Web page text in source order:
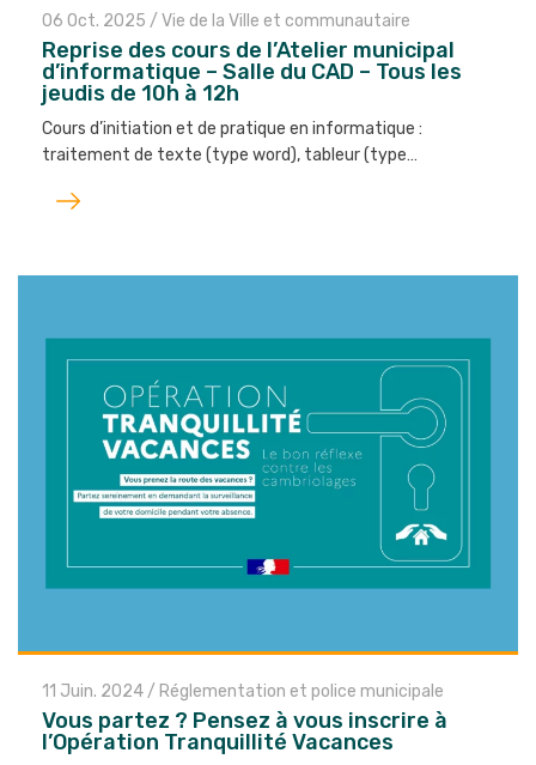
06 Oct. 2025 / Vie de la Ville et communautaire
Reprise des cours de l’Atelier municipal
d’informatique – Salle du CAD – Tous les
jeudis de 10h à 12h
Cours d’initiation et de pratique en informatique :
traitement de texte (type word), tableur (type…
Lire
l'article
11 Juin. 2024 / Réglementation et police municipale
Vous partez ? Pensez à vous inscrire à
l’Opération Tranquillité Vacances